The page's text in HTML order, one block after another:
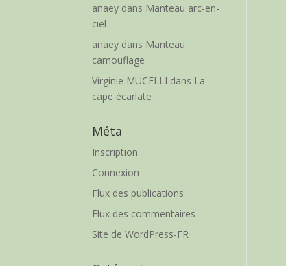
anaey dans Manteau arc-en-
ciel
anaey dans Manteau
camouflage
Virginie MUCELLI dans La
cape écarlate
Méta
Inscription
Connexion
Flux des publications
Flux des commentaires
Site de WordPress-FR